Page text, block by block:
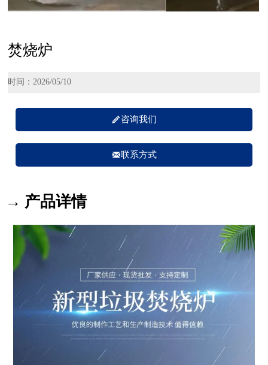
焚烧炉
时间：2026/05/10
咨询我们
联系方式
→ 产品详情